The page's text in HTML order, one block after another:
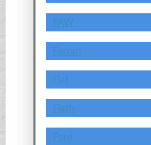
FAW
Ferrari
Fiat
Fiath
Ford